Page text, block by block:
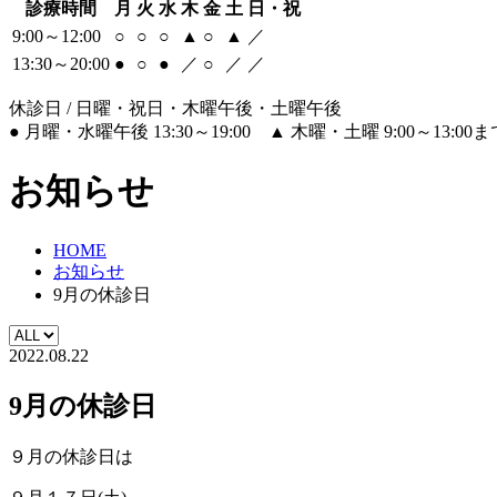
診療時間 月 火 水 木 金 土 日・祝
9:00～12:00
○ ○ ○ ▲ ○ ▲
／
13:30～20:00 ● ○ ● ／ ○ ／ ／
休診日 / 日曜・祝日・木曜午後・土曜午後
● 月曜・水曜午後 13:30～19:00 ▲ 木曜・土曜 9:00～13:00
お知らせ
HOME
お知らせ
9月の休診日
2022.08.22
9月の休診日
９月の休診日は